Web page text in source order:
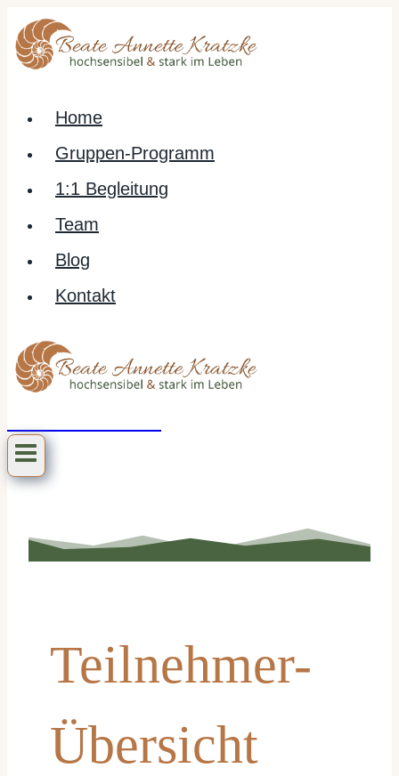
Zum
Inhalt
Home
Gruppen-Programm
1:1 Begleitung
Team
Blog
Kontakt
Teilnehmer-
Übersicht